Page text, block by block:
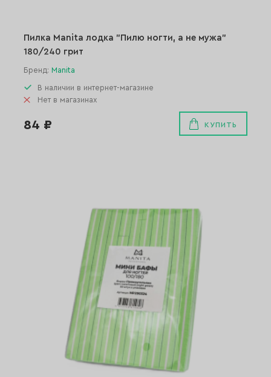
Пилка Manita лодка "Пилю ногти, а не мужа"
180/240 грит
Бренд: Manita
В наличии в интернет-магазине
Нет в магазинах
84 ₽ КУПИТЬ